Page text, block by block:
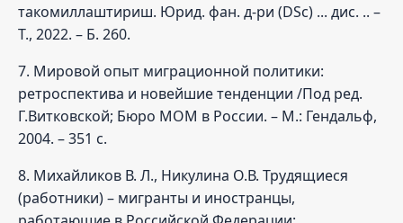
такомиллаштириш. Юрид. фан. д-ри (DSc) ... дис. .. –
Т., 2022. – Б. 260.
7. Мировой опыт миграционной политики:
ретроспектива и новейшие тенденции /Под ред.
Г.Витковской; Бюро МОМ в России. – М.: Гендальф,
2004. – 351 с.
8. Михайликов В. Л., Никулина О.В. Трудящиеся
(работники) – мигранты и иностранцы,